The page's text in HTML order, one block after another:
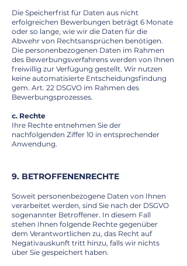
Die Speicherfrist für Daten aus nicht
erfolgreichen Bewerbungen beträgt 6 Monate
oder so lange, wie wir die Daten für die
Abwehr von Rechtsansprüchen benötigen.
Die personenbezogenen Daten im Rahmen
des Bewerbungsverfahrens werden von Ihnen
freiwillig zur Verfügung gestellt. Wir nutzen
keine automatisierte Entscheidungsfindung
gem. Art. 22 DSGVO im Rahmen des
Bewerbungsprozesses.
c. Rechte
Ihre Rechte entnehmen Sie der
nachfolgenden Ziffer 10 in entsprechender
Anwendung.
9. BETROFFENENRECHTE
Soweit personenbezogene Daten von Ihnen
verarbeitet werden, sind Sie nach der DSGVO
sogenannter Betroffener. In diesem Fall
stehen Ihnen folgende Rechte gegenüber
dem Verantwortlichen zu, das Recht auf
Negativauskunft tritt hinzu, falls wir nichts
über Sie gespeichert haben.